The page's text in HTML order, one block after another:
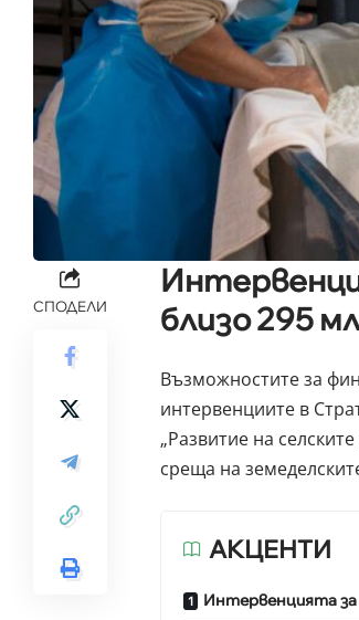
СПОДЕЛИ
близо 295
Възможностите за
интервенциите в
„Развитие на
среща на
АКЦЕНТИ
Интервенцията за